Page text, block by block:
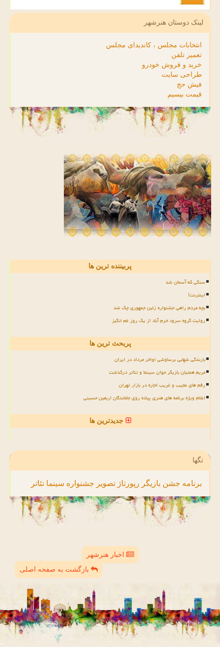
لینک دوستان هنرشهر
انتخابات مجلس ، کاندیدای مجلس
تعمیر تلفن
خرید و فروش خودرو
طراحی سایت
فیش حج
قیمت بیسیم
پربیننده ترین ها
سنگی که آسمان شد
اینترنت!
بچه مردم راهی جشنواره زلین جمهوری چک شد
روایت گروه سرود خرم آباد از یک روز غم انگیز
پربحث ترین ها
بارندگی شهابی برساوشی اواخر مرداد در ایران
مریم همتیان بازیگر جوان سینما و تئاتر درگذشت
رقم های عجیب و غریب اجاره در بازار تهران
اعلام ویژه برنامه های هنری پیاده روی جاماندگان اربعین حسینی
جدیدترین ها
تگها
برنامه جشن بازیگر رپورتاژ تصویر جشنواره سینما تئاتر
اخبار هنرشهر
بازگشت به صفحه اصلی